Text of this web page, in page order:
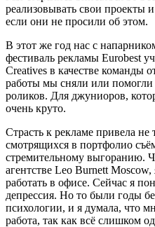
реализовывать свои проекты
если они не просили об этом.
В этот же год нас с
фестиваль рекламы Eurobest
Creatives в качестве команды
работы мы сняли или помогли
роликов. Для джуниоров,
очень круто.
Страсть к рекламе привела не
смотрящихся в портфолио
стремительному выгоранию.
агентстве Leo Burnett
работать в офисе. Сейчас я
депрессия. Но то были годы
психологии, и я думала, что
работа, так как всё слишком